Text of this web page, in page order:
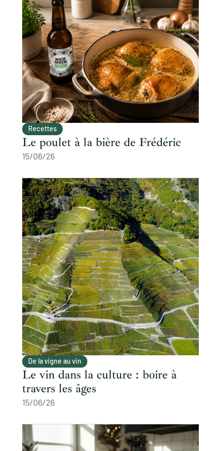
Recettes
Le poulet à la bière de Frédéric
15/06/26
De la vigne au vin
Le vin dans la culture : boire à
travers les âges
15/06/26